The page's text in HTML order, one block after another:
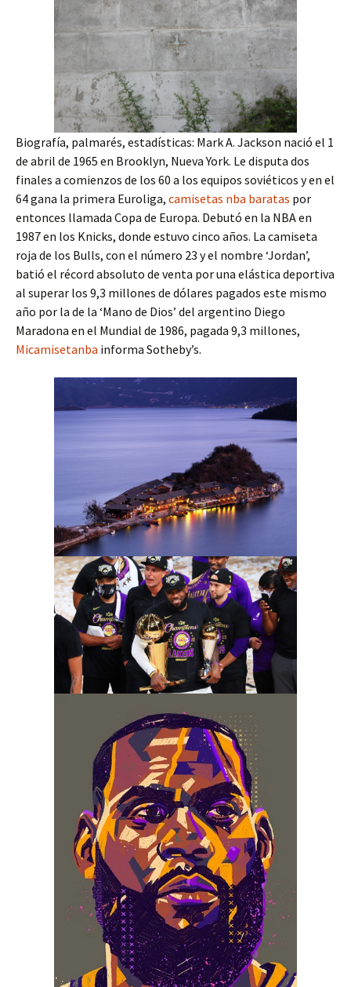
Biografía, palmarés, estadísticas: Mark A. Jackson nació el 1
de abril de 1965 en Brooklyn, Nueva York. Le disputa dos
finales a comienzos de los 60 a los equipos soviéticos y en el
64 gana la primera Euroliga, camisetas nba baratas por
entonces llamada Copa de Europa. Debutó en la NBA en
1987 en los Knicks, donde estuvo cinco años. La camiseta
roja de los Bulls, con el número 23 y el nombre ‘Jordan’,
batió el récord absoluto de venta por una elástica deportiva
al superar los 9,3 millones de dólares pagados este mismo
año por la de la ‘Mano de Dios’ del argentino Diego
Maradona en el Mundial de 1986, pagada 9,3 millones,
Micamisetanba informa Sotheby’s.